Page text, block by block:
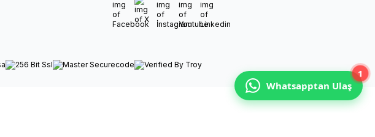
Whatsapptan Ulaş
1
Facebook
X İnstagram
Youtube